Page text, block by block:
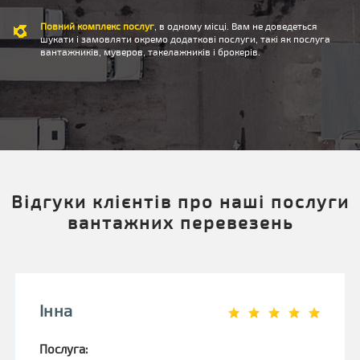
Повний комплекс послуг , в одному місці. Вам не доведеться
шукати і замовляти окремо додаткові послуги, такі як послуга
вантажників, муверов, такелажників і брокерів.
Відгуки клієнтів про наші послуги
вантажних перевезень
Інна
Послуга: